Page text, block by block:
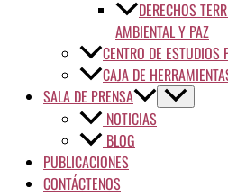
DERECHOS
AMBIENTAL Y PAZ
CENTRO DE
CAJA DE
SALA DE PRENSA
NOTICIAS
BLOG
PUBLICACIONES
CONTÁCTENOS